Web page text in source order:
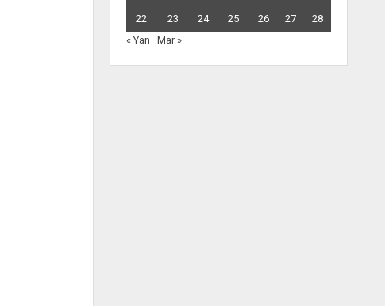
22 23 24 25 26 27
28
« Yan
Mar »